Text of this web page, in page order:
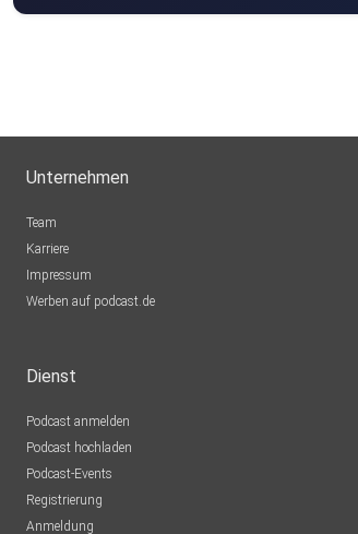
Unternehmen
Team
Karriere
Impressum
Werben auf podcast.de
Dienst
Podcast anmelden
Podcast hochladen
Podcast-Events
Registrierung
Anmeldung